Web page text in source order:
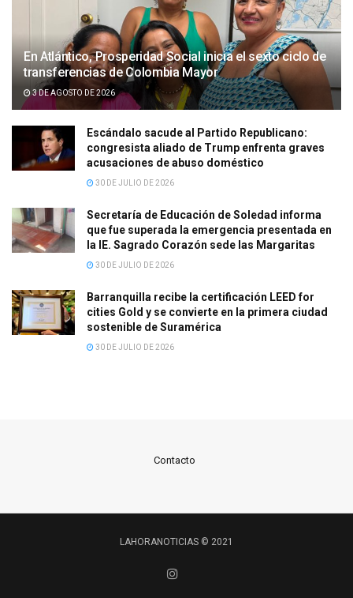
En Atlántico, Prosperidad Social inicia el sexto ciclo de
transferencias de Colombia Mayor
3 DE AGOSTO DE 2026
Escándalo sacude al Partido Republicano:
congresista aliado de Trump enfrenta graves
acusaciones de abuso doméstico
30 DE JULIO DE 2026
Secretaría de Educación de Soledad informa
que fue superada la emergencia presentada en
la IE. Sagrado Corazón sede las Margaritas
30 DE JULIO DE 2026
Barranquilla recibe la certificación LEED for
cities Gold y se convierte en la primera ciudad
sostenible de Suramérica
30 DE JULIO DE 2026
Contacto
LAHORANOTICIAS © 2021